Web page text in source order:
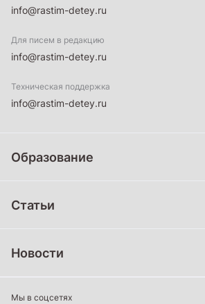
info@rastim-detey.ru
Для писем в редакцию
info@rastim-detey.ru
Техническая поддержка
info@rastim-detey.ru
Образование
Дополнительное образование
Статьи
Новости
Мы в соцсетях